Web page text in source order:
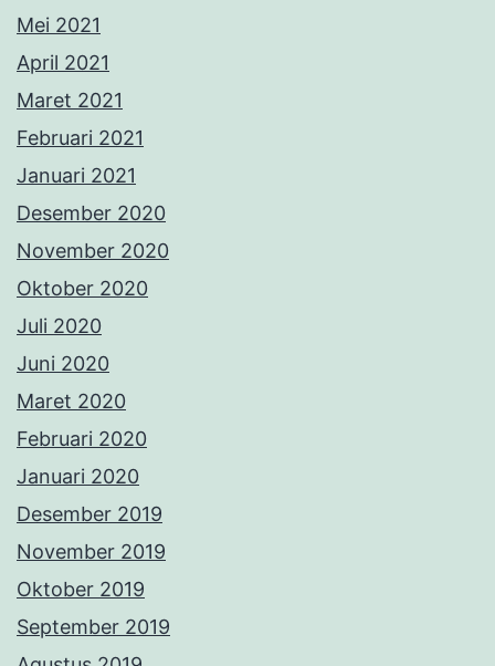
Mei 2021
April 2021
Maret 2021
Februari 2021
Januari 2021
Desember 2020
November 2020
Oktober 2020
Juli 2020
Juni 2020
Maret 2020
Februari 2020
Januari 2020
Desember 2019
November 2019
Oktober 2019
September 2019